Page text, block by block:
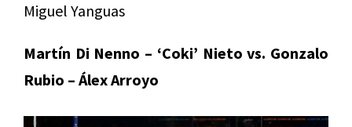
Miguel Yanguas
Martín Di Nenno – ‘Coki’ Nieto vs. Gonzalo
Rubio – Álex Arroyo